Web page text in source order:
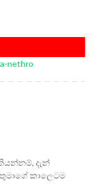
nethro
දැන්
කාලෙටම